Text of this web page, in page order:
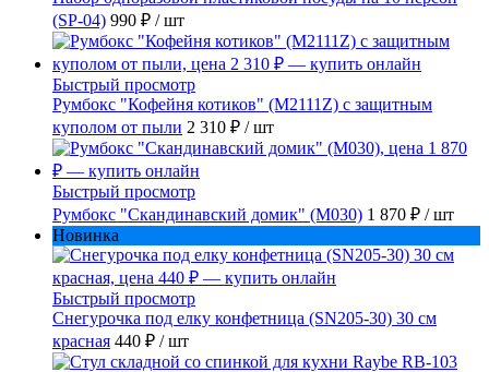
(SP-04) 990 ₽ / шт
Быстрый просмотр
Румбокс "Кофейня котиков" (M2111Z) с защитным
куполом от пыли 2 310 ₽ / шт
Быстрый просмотр
Румбокс "Скандинавский домик" (M030) 1 870 ₽ / шт
Новинка
Быстрый просмотр
Снегурочка под елку конфетница (SN205-30) 30 см
красная 440 ₽ / шт